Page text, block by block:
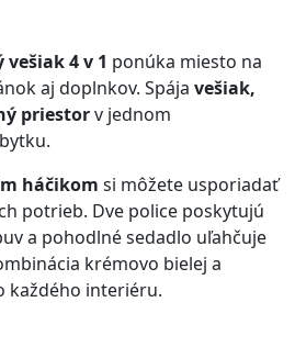
4 v 1 ponúka miesto na
aj doplnkov. Spája vešiak,
priestorv jednom
háčikom si môžete usporiadať
potrieb. Dve police poskytujú
a pohodlné sedadlo uľahčuje
krémovo bielej a
každého interiéru.